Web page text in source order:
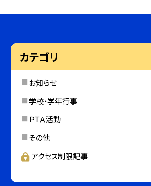
カテゴリ
お知らせ
学校・学年行事
ＰＴＡ活動
その他
アクセス制限記事